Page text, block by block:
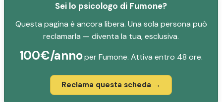
Sei lo psicologo di Fumone?
Questa pagina è ancora libera. Una sola persona può
reclamarla — diventa la tua, esclusiva.
100€/annoper Fumone. Attiva entro 48 ore.
Reclama questa scheda →